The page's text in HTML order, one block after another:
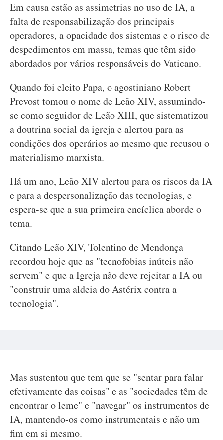
Em causa estão as assimetrias no uso de IA, a
falta de responsabilização dos principais
operadores, a opacidade dos sistemas e o risco de
despedimentos em massa, temas que têm sido
abordados por vários responsáveis do Vaticano.
Quando foi eleito Papa, o agostiniano Robert
Prevost tomou o nome de Leão XIV, assumindo-
se como seguidor de Leão XIII, que sistematizou
a doutrina social da igreja e alertou para as
condições dos operários ao mesmo que recusou o
materialismo marxista.
Há um ano, Leão XIV alertou para os riscos da IA
e para a despersonalização das tecnologias, e
espera-se que a sua primeira encíclica aborde o
tema.
Citando Leão XIV, Tolentino de Mendonça
recordou hoje que as "tecnofobias inúteis não
servem" e que a Igreja não deve rejeitar a IA ou
"construir uma aldeia do Astérix contra a
tecnologia".
Mas sustentou que tem que se "sentar para falar
efetivamente das coisas" e as "sociedades têm de
encontrar o leme" e "navegar" os instrumentos de
IA, mantendo-os como instrumentais e não um
fim em si mesmo.